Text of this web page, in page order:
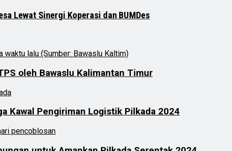
Lewat Sinergi Koperasi dan BUMDes
oleh Bawaslu Kalimantan Timur
Kawal Pengiriman Logistik Pilkada 2024